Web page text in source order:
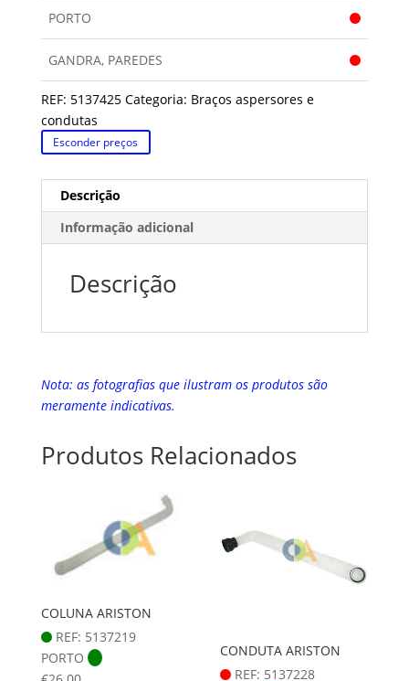
PORTO
GANDRA, PAREDES
REF: 5137425 Categoria: Braços aspersores e
condutas
Esconder preços
Descrição
Informação adicional
Descrição
Nota: as fotografias que ilustram os produtos são
meramente indicativas.
Produtos Relacionados
COLUNA ARISTON
REF: 5137219
PORTO
CONDUTA ARISTON
REF: 5137228